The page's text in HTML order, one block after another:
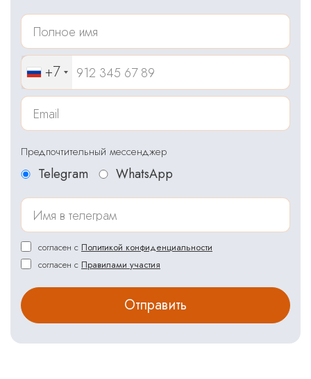
+7
Предпочтительный мессенджер
Telegram WhatsApp
согласен с Политикой конфиденциальности
согласен с Правилами участия